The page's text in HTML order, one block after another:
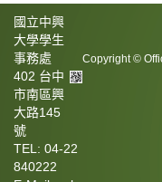
Copyright ©
國立中興
大學學生
事務處
402 台中
市南區興
大路145
號
TEL: 04-22
840222